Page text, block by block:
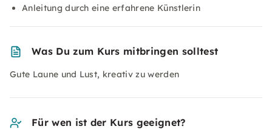
Anleitung durch eine erfahrene Künstlerin
Was Du zum Kurs mitbringen solltest
Gute Laune und Lust, kreativ zu werden
Für wen ist der Kurs geeignet?